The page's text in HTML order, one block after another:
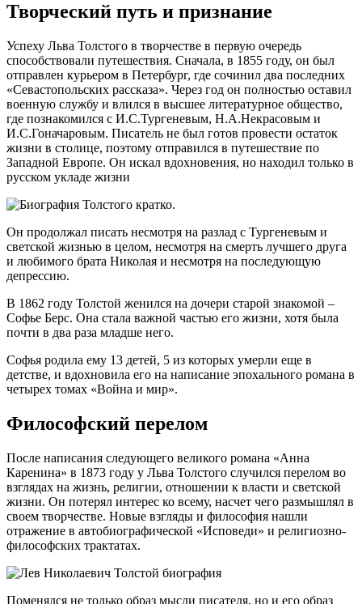
Творческий путь и признание
Успеху Льва Толстого в творчестве в первую очередь
способствовали путешествия. Сначала, в 1855 году, он был
отправлен курьером в Петербург, где сочинил два последних
«Севастопольских рассказа». Через год он полностью оставил
военную службу и влился в высшее литературное общество,
где познакомился с И.С.Тургеневым, Н.А.Некрасовым и
И.С.Гоначаровым. Писатель не был готов провести остаток
жизни в столице, поэтому отправился в путешествие по
Западной Европе. Он искал вдохновения, но находил только в
русском укладе жизни
.
Он продолжал писать несмотря на разлад с Тургеневым и
светской жизнью в целом, несмотря на смерть лучшего друга
и любимого брата Николая и несмотря на последующую
депрессию.
В 1862 году Толстой женился на дочери старой знакомой –
Софье Берс. Она стала важной частью его жизни, хотя была
почти в два раза младше него.
Софья родила ему 13 детей, 5 из которых умерли еще в
детстве, и вдохновила его на написание эпохального романа в
четырех томах «Война и мир».
Философский перелом
После написания следующего великого романа «Анна
Каренина» в 1873 году у Льва Толстого случился перелом во
взглядах на жизнь, религии, отношении к власти и светской
жизни. Он потерял интерес ко всему, насчет чего размышлял в
своем творчестве. Новые взгляды и философия нашли
отражение в автобиографической «Исповеди» и религиозно-
философских трактатах.
Поменялся не только образ мысли писателя, но и его образ